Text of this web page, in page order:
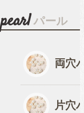
オタ活・推し活
pearl パール
両穴
片穴